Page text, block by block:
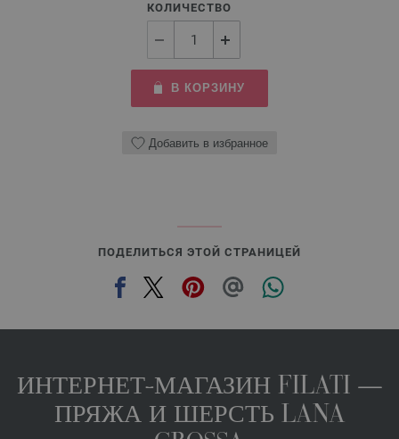
КОЛИЧЕСТВО
В КОРЗИНУ
Добавить в избранное
ПОДЕЛИТЬСЯ ЭТОЙ СТРАНИЦЕЙ
ИНТЕРНЕТ-МАГАЗИН FILATI —
ПРЯЖА И ШЕРСТЬ LANA